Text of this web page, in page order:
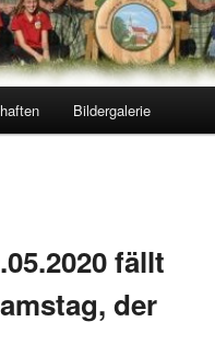
Bildergalerie
fällt
der